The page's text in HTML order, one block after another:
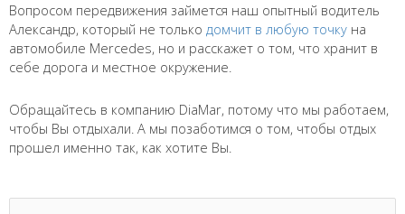
Вопросом передвижения займется наш опытный водитель
Александр, который не только домчит в любую точку на
автомобиле Mercedes, но и расскажет о том, что хранит в
себе дорога и местное окружение.
Обращайтесь в компанию DiaMar, потому что мы работаем,
чтобы Вы отдыхали. А мы позаботимся о том, чтобы отдых
прошел именно так, как хотите Вы.